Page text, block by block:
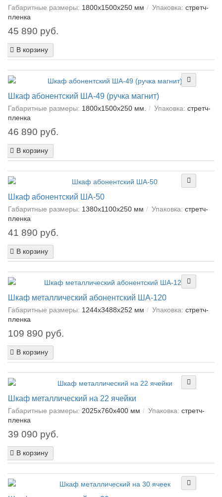
Габаритные размеры: 1800х1500х250 мм Упаковка: cтретч-
пленка
45 890 руб.
В корзину
Шкаф абонентский ША-49 (ручка магнит)
Габаритные размеры: 1800х1500х250 мм. Упаковка: cтретч-
пленка
46 890 руб.
В корзину
Шкаф абонентский ША-50
Габаритные размеры: 1380х1100х250 мм Упаковка: cтретч-
пленка
41 890 руб.
В корзину
Шкаф металлический абонентский ША-120
Габаритные размеры: 1244х3488х252 мм Упаковка: cтретч-
пленка
109 890 руб.
В корзину
Шкаф металлический на 22 ячейки
Габаритные размеры: 2025х760х400 мм Упаковка: cтретч-
пленка
39 090 руб.
В корзину